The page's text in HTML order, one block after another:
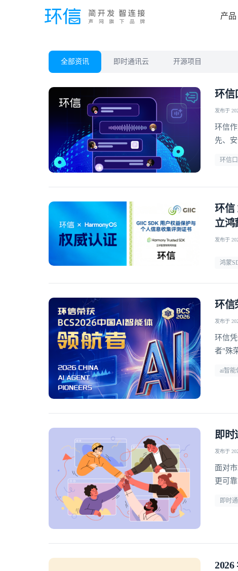
产品
全部资讯 即时通讯云 开源项目
环信
发布于
环信
先、
环信
环信
立鸿
发布于
鸿蒙
环信
发布于
环信
者"殊
ai智能
即时
发布于
面对
更可
即时